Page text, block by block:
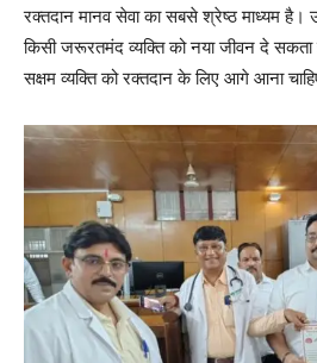
रक्तदान मानव सेवा का सबसे श्रेष्ठ माध्यम है।
किसी जरूरतमंद व्यक्ति को नया जीवन दे
सक्षम व्यक्ति को रक्तदान के लिए आगे आना